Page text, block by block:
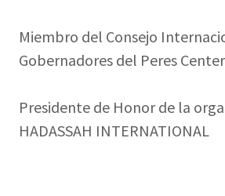
Miembro del Consejo
Gobernadores del Peres
Presidente de Honor de la
HADASSAH INTERNATIONAL